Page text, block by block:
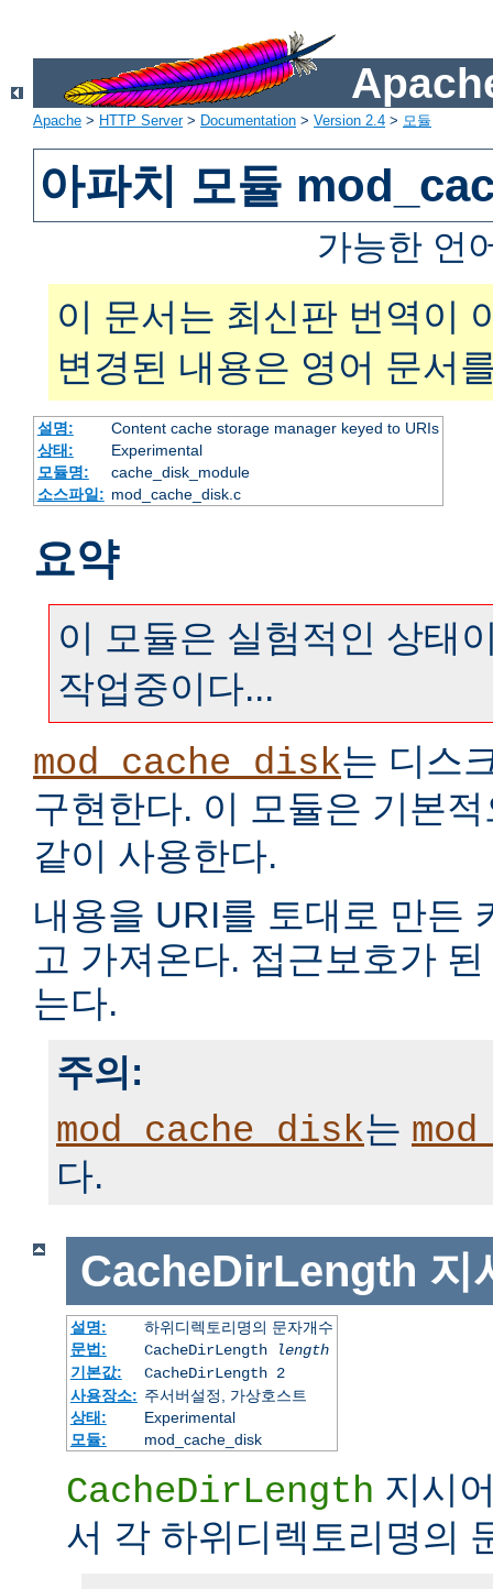
Apache > HTTP Server> Documentation > Version 2.4 > 모듈
아파치 모듈
가능한 언
이 문서는 최신판 번역이
변경된 내용은 영어 문서
설명:
Content cache storage manager keyed to URIs
상태:
Experimental
모듈명:
cache_disk_module
소스파일: mod_cache_disk.c
요약
이 모듈은 실험적인 상태
작업중이다...
mod_cache_disk는 디스
구현한다. 이 모듈은 기본
같이 사용한다.
내용을 URI를 토대로 만든
고 가져온다. 접근보호가
는다.
주의:
mod_cache_disk는
다.
CacheDirLength 지
설명:
하위디렉토리명의 문자개수
문법:
CacheDirLength
length
기본값:
CacheDirLength 2
사용장소: 주서버설정, 가상호스트
상태:
Experimental
모듈:
mod_cache_disk
CacheDirLength 지시
서 각 하위디렉토리명의